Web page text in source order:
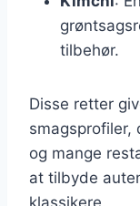
tilbehør.
Disse retter
smagsprofiler,
og mange
at tilbyde
klassikere.